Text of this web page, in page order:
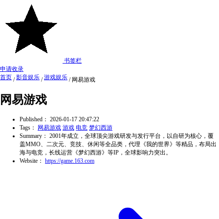
书签栏
申请收录
首页 / 影音娱乐 / 游戏娱乐 / 网易游戏
网易游戏
Published： 2026-01-17 20:47:22
Tags：
网易游戏 游戏 电竞 梦幻西游
Summary： 2001年成立，全球顶尖游戏研发与发行平台，以自研为核心，覆
盖MMO、二次元、竞技、休闲等全品类，代理《我的世界》等精品，布局出
海与电竞，长线运营《梦幻西游》等IP，全球影响力突出。
Website： https://game.163.com